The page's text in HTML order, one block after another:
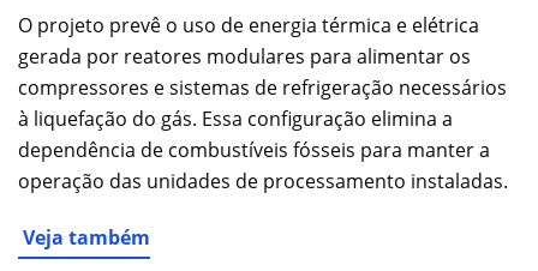
O projeto prevê o uso de energia térmica e elétrica
gerada por reatores modulares para alimentar os
compressores e sistemas de refrigeração necessários
à liquefação do gás. Essa configuração elimina a
dependência de combustíveis fósseis para manter a
operação das unidades de processamento instaladas.
Veja também